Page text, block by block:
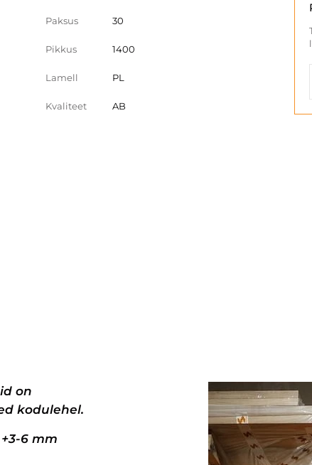
Paksus 30
Pikkus 1400
Lamell PL
Kvaliteet AB
on
kodulehel.
6 mm